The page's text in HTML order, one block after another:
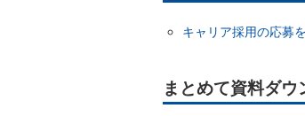
キャリア採用の応募